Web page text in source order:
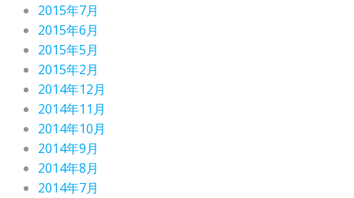
2015年7月
2015年6月
2015年5月
2015年2月
2014年12月
2014年11月
2014年10月
2014年9月
2014年8月
2014年7月